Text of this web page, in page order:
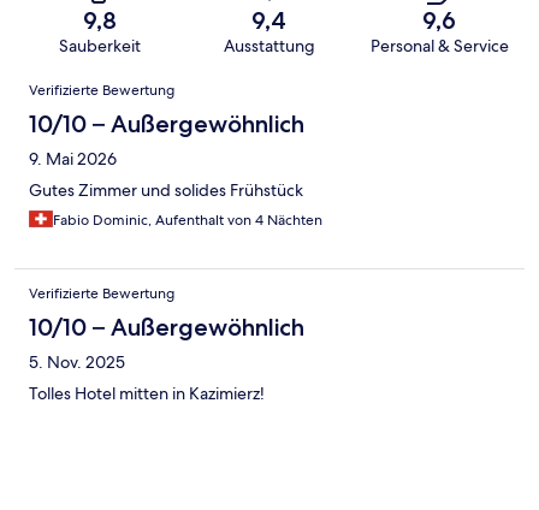
9,8
Sauberkeit
9,4
Ausstattung
9,6
Personal & Service
Bewertungen
Verifizierte Bewertung
10/10 – Außergewöhnlich
9. Mai 2026
Gutes Zimmer und solides Frühstück
Fabio Dominic, Aufenthalt von 4 Nächten
Verifizierte Bewertung
10/10 – Außergewöhnlich
5. Nov. 2025
Tolles Hotel mitten in Kazimierz!